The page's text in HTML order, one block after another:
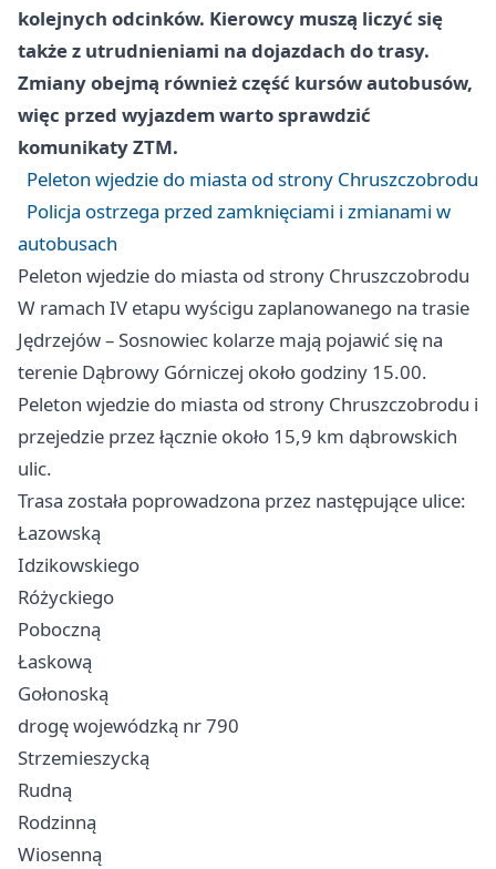
kolejnych odcinków. Kierowcy muszą liczyć się
także z utrudnieniami na dojazdach do trasy.
Zmiany obejmą również część kursów autobusów,
więc przed wyjazdem warto sprawdzić
komunikaty ZTM.
Peleton wjedzie do miasta od strony Chruszczobrodu
Policja ostrzega przed zamknięciami i zmianami w
autobusach
Peleton wjedzie do miasta od strony Chruszczobrodu
W ramach IV etapu wyścigu zaplanowanego na trasie
Jędrzejów –Sosnowiec kolarze mają pojawić się na
terenie Dąbrowy Górniczej około godziny 15.00.
Peleton wjedzie do miasta od strony Chruszczobrodu i
przejedzie przez łącznie około 15,9 km dąbrowskich
ulic.
Trasa została poprowadzona przez następujące ulice:
Łazowską
Idzikowskiego
Różyckiego
Poboczną
Łaskową
Gołonoską
drogę wojewódzką nr 790
Strzemieszycką
Rudną
Rodzinną
Wiosenną